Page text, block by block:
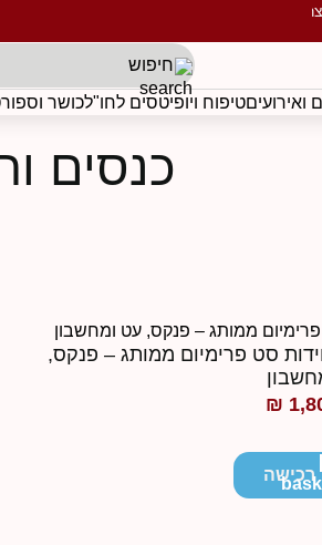
ממותגים לפי בקשת הלקוח
ואירועיםטיפוח ויופיטסים לחו"לכושר
כנסים
יחידות סט פרימיום ממותג – פנקס,
₪
רכישה